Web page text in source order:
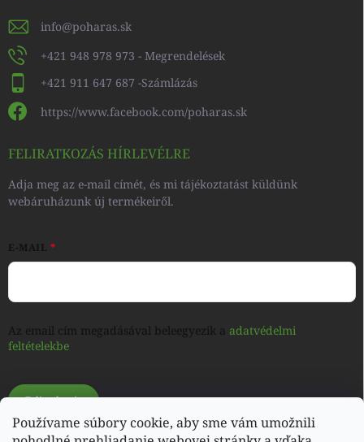
Používame súbory cookie, aby sme vám umožnili
info@poharas.sk
+421 948 978 973 - Megrendelések
+421 911 647 687 -Számlázás
https://www.facebook.com/poharas.sk
FELIRATKOZÁS HÍRLEVÉLRE
Adja meg az e-mail címét, és mi tájékoztatást küldünk
webáruházunk új termékeiről.
E-MAIL
Az email cím megadásával beleegyezik a adatvédelmi
feltételekbe
Feliratkozás